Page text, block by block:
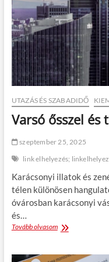
p
r
o
s
p
k
t
s
k
l
p
j
n
,
a
m
n
a
g
y
b
b
e
t
l
h
m
j
á
s
o
v
UTAZÁS ÉS SZABADIDŐ
Varsó ősszel
szeptember 25, 2025
link elhelyezés;
Karácsonyi illatok és
télen különösen
óvárosban karácsonyi
és…
Tovább olvasomV
s